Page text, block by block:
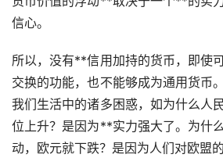
信心。
所以，没有**信用加持的货币，即使
交换的功能，也不能够成为通用货币
我们生活中的诸多困惑，如为什么人
位上升？是因为**实力强大了。为什
动，欧元就下跌？是因为人们对欧盟